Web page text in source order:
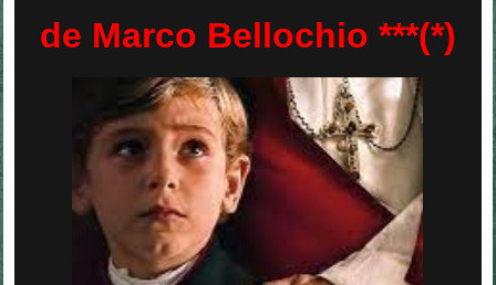
de Marco Bellochio ***(*)